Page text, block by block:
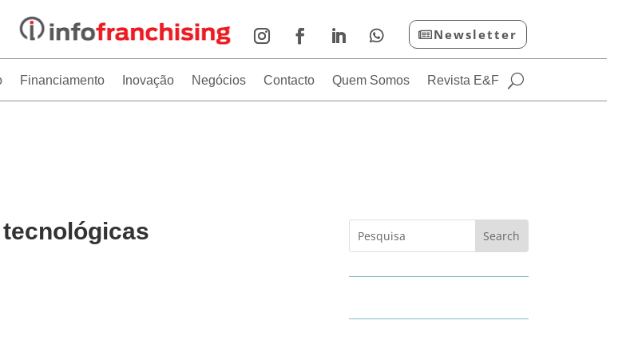
Newsletter
Financiamento Inovação Negócios Contacto Quem Somos Revista E&F